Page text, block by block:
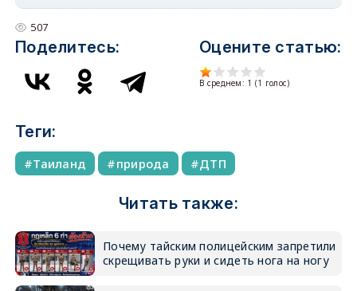
507
Поделитесь: Оцените статью:
В среднем: 1 (1 голос)
Теги:
Таиланд природа ДТП
Читать также:
Почему тайским полицейским запретили
скрещивать руки и сидеть нога на ногу